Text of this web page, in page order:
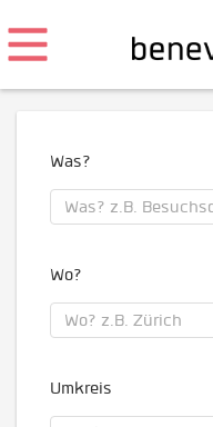
Was?
Wo?
Umkreis